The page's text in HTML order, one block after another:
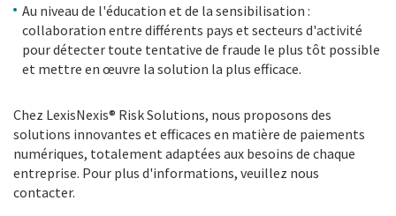
Au niveau de l'éducation et de la sensibilisation :
collaboration entre différents pays et secteurs d'activité
pour détecter toute tentative de fraude le plus tôt possible
et mettre en œuvre la solution la plus efficace.
Chez LexisNexis® Risk Solutions, nous proposons des
solutions innovantes et efficaces en matière de paiements
numériques, totalement adaptées aux besoins de chaque
entreprise. Pour plus d'informations, veuillez nous
contacter.